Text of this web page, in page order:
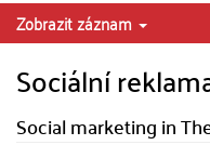
Zobrazit záznam
Sociální
Social marketing in